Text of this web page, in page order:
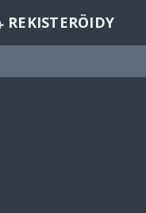
REKISTERÖIDY